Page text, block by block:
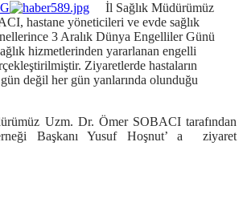
İl Sağlık Müdürümüz
hastane yöneticileri ve evde sağlık
3 Aralık Dünya Engelliler Günü
hizmetlerinden yararlanan engelli
Ziyaretlerde hastaların
değil her gün yanlarında olunduğu
Uzm. Dr. Ömer SOBACI tarafından
Başkanı Yusuf Hoşnut’ a ziyaret